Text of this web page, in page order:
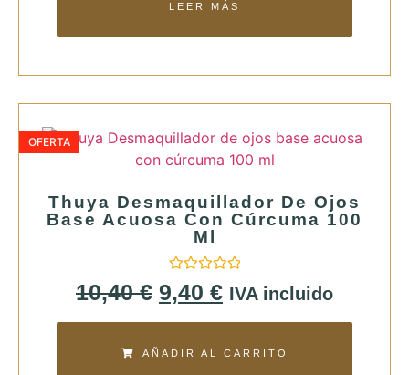
LEER MÁS
OFERTA
Thuya Desmaquillador De Ojos
Base Acuosa Con Cúrcuma 100
Ml
Valorado
con
0
de
10,40€ 9,40 € IVA incluido
AÑADIR AL CARRITO